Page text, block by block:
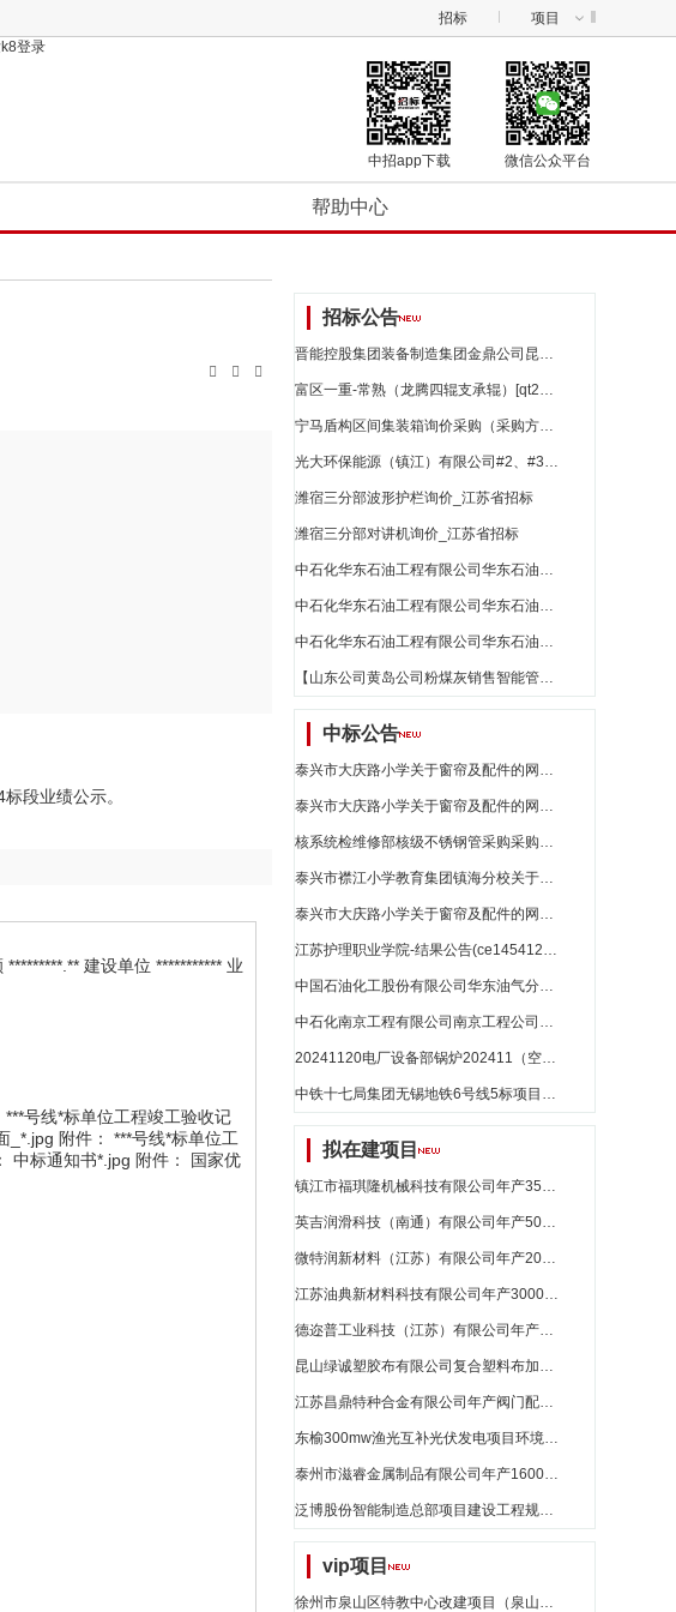
招标
项目
登录
微信公众平台
中招app下载
帮助中心



段业绩公示。
建设单位 *********** 业
号线*标单位工程竣工验收记
_*.jpg 附件： ***号线*标单位工
中标通知书*.jpg 附件： 国家优
招标公告
晋能控股集团装备制造集团金鼎公司昆山晋桦豹公司胶轮车生产配件采购一批（日常采购）二次发询_江苏省招标
富区一重-常熟（龙腾四辊支承辊）[qt2024110131]-采购公告2024-11-24_江苏省招标
宁马盾构区间集装箱询价采购（采购方案编号：zzclgz2024-025（二次））_江苏省招标
光大环保能源（镇江）有限公司#2、#3炉给料炉排浇注料拆除及安装施工询价公告_江苏省招标
潍宿三分部波形护栏询价_江苏省招标
潍宿三分部对讲机询价_江苏省招标
中石化华东石油工程有限公司华东石油工程公司2024—2025年度大马力柴油机配件采购框架衬套\g12v190pzl 12vb.01.05招标公告_江苏省招标
中石化华东石油工程有限公司华东石油工程公司内防喷工具试压装置采购试压装置\105mpa ф85-299 300-750mm招标公告_江苏省招标
中石化华东石油工程有限公司华东石油工程公司供液撬采购供液撬\通用 20m3/min招标公告_江苏省招标
【山东公司黄岛公司粉煤灰销售智能管控系统升级服务直接采购】公示_江苏省招标
中标公告
泰兴市大庆路小学关于窗帘及配件的网上商城采购项目成交公告[2291101000017112074]_江苏省招标
泰兴市大庆路小学关于窗帘及配件的网上商城采购项目成交公告[2291101000017112062]_江苏省招标
核系统检维修部核级不锈钢管采购采购结果公告_江苏省招标
泰兴市襟江小学教育集团镇海分校关于隔离带的网上商城采购项目成交公告[2151101000017111870]_江苏省招标
泰兴市大庆路小学关于窗帘及配件的网上商城采购项目成交公告[2291101000017112043]_江苏省招标
江苏护理职业学院-结果公告(ce145412024000132)_江苏省招标
中国石油化工股份有限公司华东油气分公司中石化华东油气分公司2024年度200912注水、采油井口装置框架采购注水井口装置\\kz35mpa/65mm-65mmddpsl2招标结果公告_江苏省招标
中石化南京工程有限公司南京工程公司临时低压配电箱低压配电箱\\xl-315a12回路落地户外ip54冷轧钢板国产元器件带门锁及防雨罩招标结果公告_江苏省招标
20241120电厂设备部锅炉202411（空预器热一次风非金属膨胀节）月度计划采购_江苏省招标
中铁十七局集团无锡地铁6号线5标项目部pe储水罐询价采购-结果公示-590264922035_江苏省招标
拟在建项目
镇江市福琪隆机械科技有限公司年产3500吨铝合金、锌合金压铸件新建项目_江苏省招标
英吉润滑科技（南通）有限公司年产5048吨液压油、6200吨水性金属加工油（液）、390吨金属材料清洗剂、584吨防锈油、368吨冲压拉伸油、1800吨切削液、1440吨淬火油项目环境影响评价第一次公示_江苏省招标
微特润新材料（江苏）有限公司年产2000吨特种润滑油、1000吨特种润滑脂项目环境影响评价第一次公示_江苏省招标
江苏油典新材料科技有限公司年产3000吨润滑油、10000吨水性金属加工油（液）、2000吨防锈油（剂）项目环境影响评价第一次公示_江苏省招标
德迩普工业科技（江苏）有限公司年产3000吨润滑油、5000吨水性金属加工油（液）、2000吨防锈油（剂）项目环境影响评价第一次公示_江苏省招标
昆山绿诚塑胶布有限公司复合塑料布加工项目环境影响评价重新报批前公示_江苏省招标
江苏昌鼎特种合金有限公司年产阀门配件800t项目环评公示_江苏省招标
东榆300mw渔光互补光伏发电项目环境影响报告表全本公示_江苏省招标
泰州市滋睿金属制品有限公司年产1600吨特种合金焊丝技术改造提升项目环境影响报告评价第二次公示_江苏省招标
泛博股份智能制造总部项目建设工程规划许可证批前公示_江苏省招标
vip项目
徐州市泉山区特教中心改建项目（泉山区）_江苏省招标